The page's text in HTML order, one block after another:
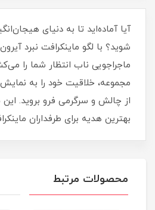
آیا آماده‌اید تا به دنیای
ماجراجویی ناب انتظار شما را
مجموعه، خلاقیت خود را به نمایش
از چالش و سرگرمی فرو بروید.
بهترین هدیه برای طرفداران
محصولات مرتبط